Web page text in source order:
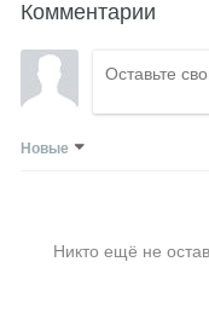
Комментарии
Новые
Никто ещё не